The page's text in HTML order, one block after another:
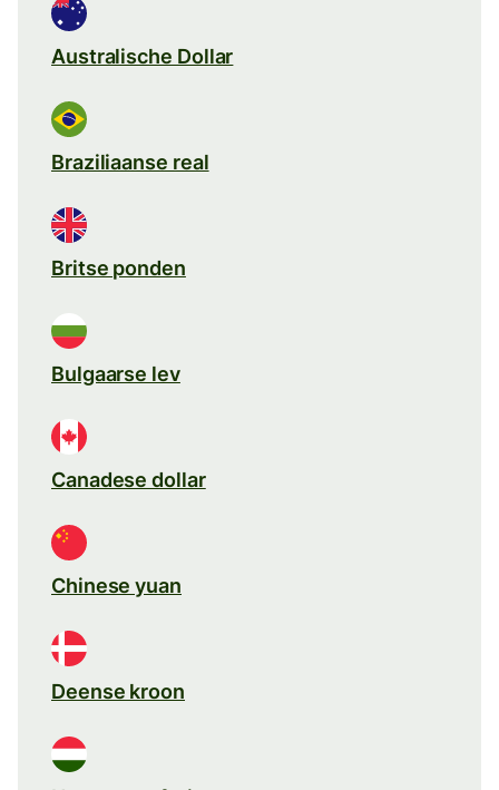
Australische Dollar
Braziliaanse real
Britse ponden
Bulgaarse lev
Canadese dollar
Chinese yuan
Deense kroon